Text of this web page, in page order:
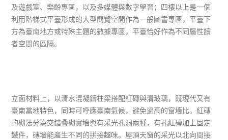
及遊戲室、樂齡專區，以及多媒體與數字學習；四樓以上是一個
利用階梯式平臺形成的大型閱覽空間作為一般圖書專區，平臺下
方為臺南地方或特殊主題的數據專區，平臺恰好作為不同屬性讀
者空間的區隔。
立面材料上，以清水混凝鑄柱梁搭配紅磚與清玻璃，既現代又有
臺南當地特色，同時可呼應臺南氣候，避免過高的窗墻比。紅磚
的砌法分為交錯叠砌實墻與有采光孔洞兩種，有孔紅磚加上固定
鐵件，磚墻能產生不同的拼接趣味。屋頂天窗的采光以北向間接